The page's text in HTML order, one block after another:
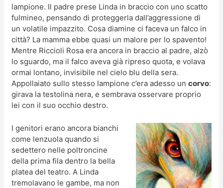
lampione. Il padre prese Linda in braccio con uno scatto
fulmineo, pensando di proteggerla dall’aggressione di
un volatile impazzito. Cosa diamine ci faceva un falco in
città? La mamma ebbe quasi un malore per lo spavento!
Mentre Riccioli Rosa era ancora in braccio al padre, alzò
lo sguardo, ma il falco aveva già ripreso quota, e volava
ormai lontano, invisibile nel cielo blu della sera.
Appollaiato sullo stesso lampione c’era adesso uncorvo:
girava la testolina nera, e sembrava osservare proprio
lei con il suo occhio destro.
I genitori erano ancora bianchi
come lenzuola quando si
sedettero nelle poltroncine
della prima fila dentro la bella
platea del teatro. A Linda
tremolavano le gambe, ma non